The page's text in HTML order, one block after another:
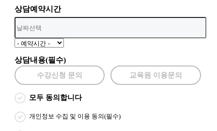
상담예약시간
상담내용(필수)
수강신청 문의 교육원 이용문의
모두 동의합니다
개인정보 수집 및 이용 동의(필수)